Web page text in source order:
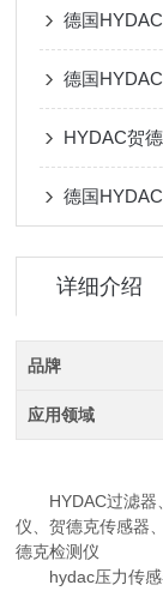
德国
德国
HYDAC贺
德国
详细介绍
品牌
应用领域
HYDAC过滤器、
仪、贺德克传感器
德克检测仪
hydac压力传感